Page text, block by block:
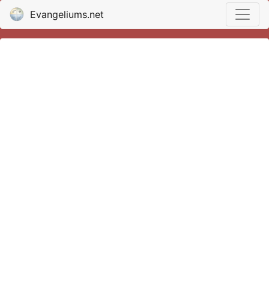
Evangeliums.net